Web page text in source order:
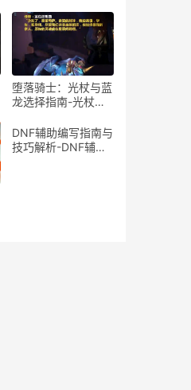
备搭配技巧
堕落骑士：光杖与蓝
龙选择指南-光杖还
备选择深度解析
DNF辅助编写指南与
技巧解析-DNF辅助